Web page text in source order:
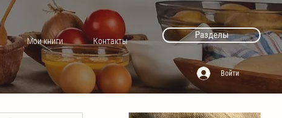
Мои книги Контакты
Разделы
Войти